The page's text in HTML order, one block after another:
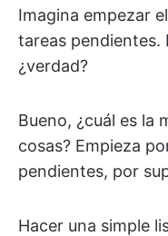
Imagina empezar
tareas pendientes.
¿verdad?
Bueno, ¿cuál es la
cosas? Empieza
pendientes, por
Hacer una simple